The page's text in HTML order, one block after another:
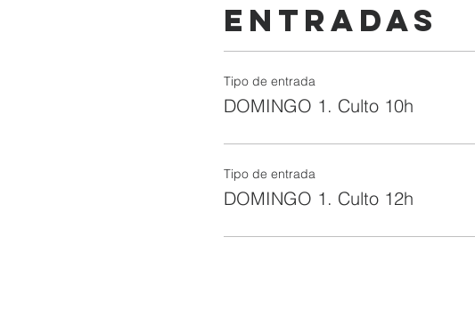
Entradas
Tipo de entrada
DOMINGO 1. Culto 10h
Tipo de entrada
DOMINGO 1. Culto 12h